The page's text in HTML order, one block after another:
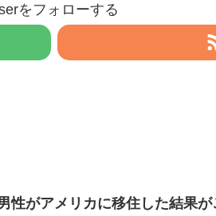
をフォローする
性がアメリカに移住した結果